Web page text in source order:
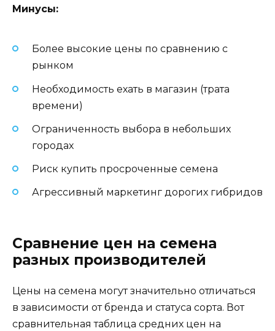
Минусы:
Более высокие цены по сравнению с
рынком
Необходимость ехать в магазин (трата
времени)
Ограниченность выбора в небольших
городах
Риск купить просроченные семена
Агрессивный маркетинг дорогих гибридов
Сравнение цен на семена
разных производителей
Цены на семена могут значительно отличаться
в зависимости от бренда и статуса сорта. Вот
сравнительная таблица средних цен на